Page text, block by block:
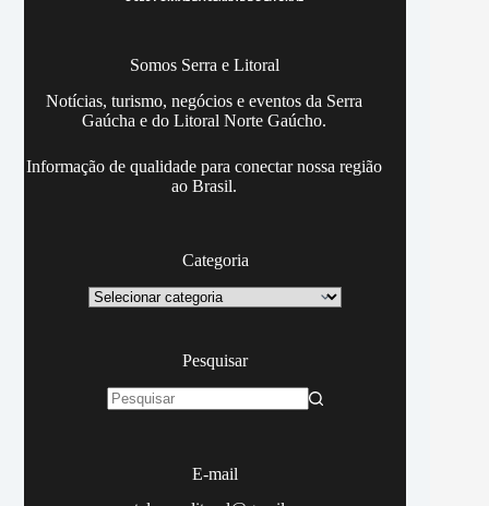
Somos Serra e Litoral
Notícias, turismo, negócios e eventos da Serra
Gaúcha e do Litoral Norte Gaúcho.
Informação de qualidade para conectar nossa região
ao Brasil.
Categoria
Categoria
Pesquisar
E-mail